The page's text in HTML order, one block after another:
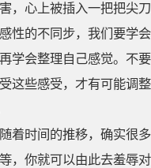
，心上被插入一把把尖
性的不同步，我们要学
学会整理自己感觉。不
这些感受，才有可能调
着时间的推移，确实很
，你就可以由此去羞辱